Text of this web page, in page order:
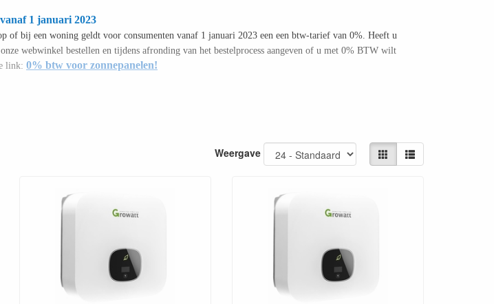
1 januari 2023
of bij een woning geldt voor consumenten vanaf 1 januari 2023 een een btw-tarief van 0%. Heeft u
webwinkel bestellen en tijdens afronding van het bestelprocess aangeven of u met 0% BTW wilt
link: 0% btw voor zonnepanelen!
Weergave